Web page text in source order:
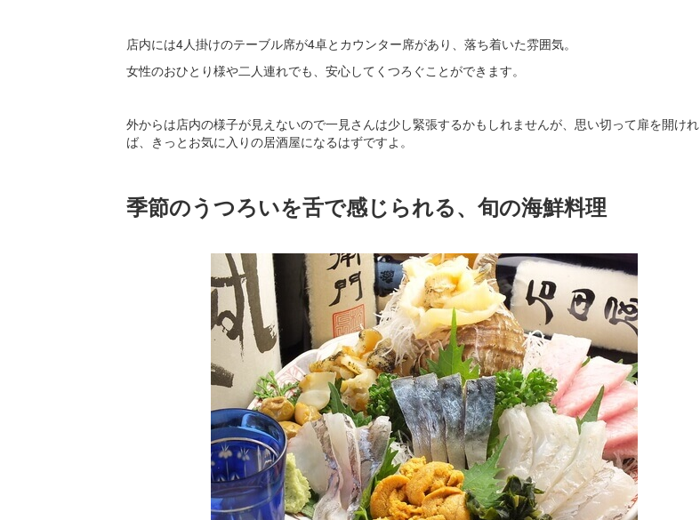
店内には4人掛けのテーブル席が4卓とカウンター席があり、落ち着いた雰囲気。
女性のおひとり様や二人連れでも、安心してくつろぐことができます。
外からは店内の様子が見えないので一見さんは少し緊張するかもしれませんが、思い切って扉を開けれ
ば、きっとお気に入りの居酒屋になるはずですよ。
季節のうつろいを舌で感じられる、旬の海鮮料理